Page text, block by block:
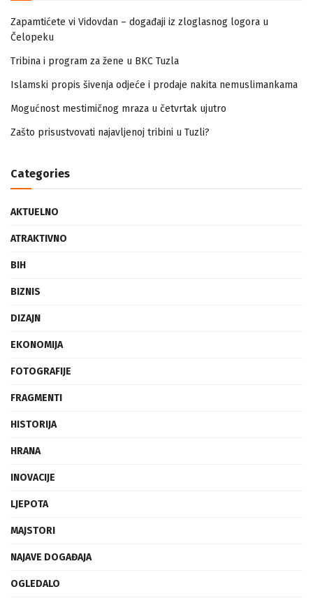
Zapamtićete vi Vidovdan – događaji iz zloglasnog logora u
Čelopeku
Tribina i program za žene u BKC Tuzla
Islamski propis šivenja odjeće i prodaje nakita nemuslimankama
Mogućnost mestimičnog mraza u četvrtak ujutro
Zašto prisustvovati najavljenoj tribini u Tuzli?
Categories
AKTUELNO
ATRAKTIVNO
BIH
BIZNIS
DIZAJN
EKONOMIJA
FOTOGRAFIJE
FRAGMENTI
HISTORIJA
HRANA
INOVACIJE
LJEPOTA
MAJSTORI
NAJAVE DOGAĐAJA
OGLEDALO